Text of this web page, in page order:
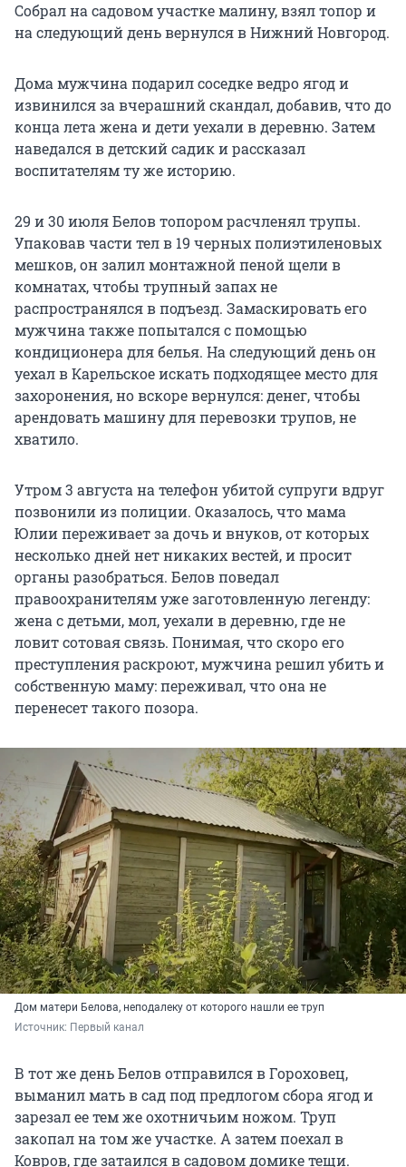
Собрал на садовом участке малину, взял топор и
на следующий день вернулся в Нижний Новгород.
Дома мужчина подарил соседке ведро ягод и
извинился за вчерашний скандал, добавив, что до
конца лета жена и дети уехали в деревню. Затем
наведался в детский садик и рассказал
воспитателям ту же историю.
29 и 30 июля Белов топором расчленял трупы.
Упаковав части тел в 19 черных полиэтиленовых
мешков, он залил монтажной пеной щели в
комнатах, чтобы трупный запах не
распространялся в подъезд. Замаскировать его
мужчина также попытался с помощью
кондиционера для белья. На следующий день он
уехал в Карельское искать подходящее место для
захоронения, но вскоре вернулся: денег, чтобы
арендовать машину для перевозки трупов, не
хватило.
Утром 3 августа на телефон убитой супруги вдруг
позвонили из полиции. Оказалось, что мама
Юлии переживает за дочь и внуков, от которых
несколько дней нет никаких вестей, и просит
органы разобраться. Белов поведал
правоохранителям уже заготовленную легенду:
жена с детьми, мол, уехали в деревню, где не
ловит сотовая связь. Понимая, что скоро его
преступления раскроют, мужчина решил убить и
собственную маму: переживал, что она не
перенесет такого позора.
Дом матери Белова, неподалеку от которого нашли ее труп
Источник: Первый канал
В тот же день Белов отправился в Гороховец,
выманил мать в сад под предлогом сбора ягод и
зарезал ее тем же охотничьим ножом. Труп
закопал на том же участке. А затем поехал в
Ковров, где затаился в садовом домике тещи.